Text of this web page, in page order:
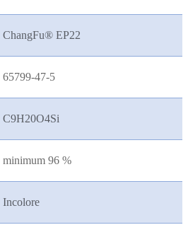
ChangFu® EP22
65799-47-5
C9H20O4Si
minimum 96 %
Incolore